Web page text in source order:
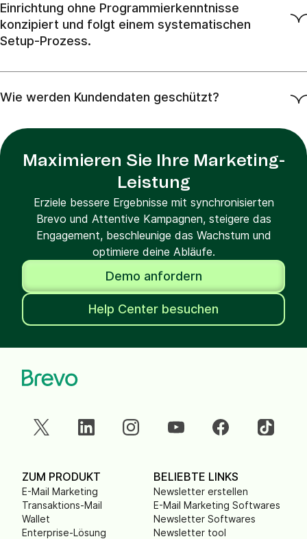
Einrichtung ohne Programmierkenntnisse
konzipiert und folgt einem systematischen
Setup-Prozess.
Wie werden Kundendaten geschützt?
Maximieren Sie Ihre Marketing-
Leistung
Erziele bessere Ergebnisse mit synchronisierten
Brevo und Attentive Kampagnen, steigere das
Engagement, beschleunige das Wachstum und
optimiere deine Abläufe.
Demo anfordern
Help Center besuchen
ZUM PRODUKT
E-Mail Marketing
Transaktions-Mail
Wallet
Enterprise-Lösung
BELIEBTE LINKS
Newsletter erstellen
E-Mail Marketing Softwares
Newsletter Softwares
Newsletter tool